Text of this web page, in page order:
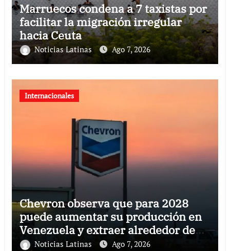
Marruecos condena a 7 taxistas por
facilitar la migración irregular
hacia Ceuta
Noticias Latinas Ago 7, 2026
Internacionales
Chevron observa que para 2028
puede aumentar su producción en
Venezuela y extraer alrededor de
420.000 barriles diarios
Noticias Latinas Ago 7, 2026